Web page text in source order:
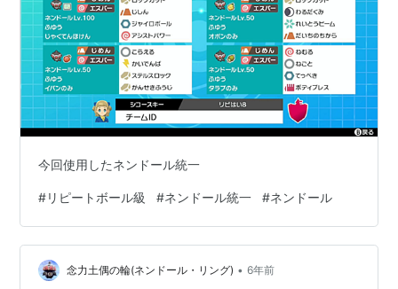
今回使用したネンドール統一
#リピートボール級 #ネンドール統一 #ネンドール
念力土偶の輪(ネンドール・リング) • 6年前